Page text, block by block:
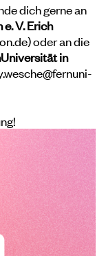
dich gerne an
V. Erich
oder an die
in